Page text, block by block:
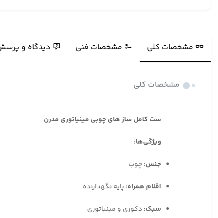
مشخصات کلی مشخصات فنی دیدگاه و
مشخصات کلی
ست کامل ساز های چوبی مینیاتوری مدرن
ویژگی‌ها:
جنس:چوب
اقلام همراه: پایه نگهدارنده
سبک:دکوری و مینیاتوری